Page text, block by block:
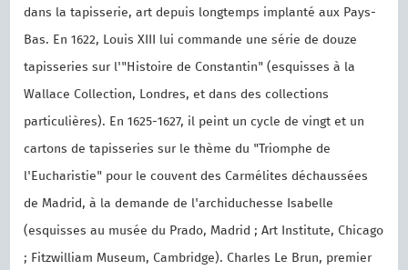
dans la tapisserie, art depuis longtemps implanté aux Pays-
Bas. En 1622, Louis XIII lui commande une série de douze
tapisseries sur l'"Histoire de Constantin" (esquisses à la
Wallace Collection, Londres, et dans des collections
particulières). En 1625-1627, il peint un cycle de vingt et un
cartons de tapisseries sur le thème du "Triomphe de
l'Eucharistie" pour le couvent des Carmélites déchaussées
de Madrid, à la demande de l'archiduchesse Isabelle
(esquisses au musée du Prado, Madrid ; Art Institute, Chicago
; Fitzwilliam Museum, Cambridge). Charles Le Brun, premier